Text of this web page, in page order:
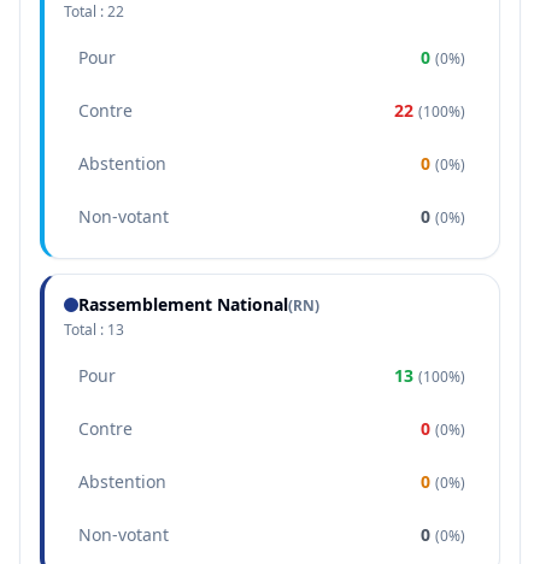
Total :22
Pour 0 (0%)
Contre 22 (100%)
Abstention 0 (0%)
Non-votant 0 (0%)
Rassemblement National(RN)
Total : 13
Pour 13 (100%)
Contre 0 (0%)
Abstention 0 (0%)
Non-votant 0 (0%)